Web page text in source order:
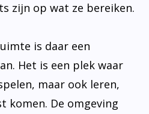
zijn op wat ze bereiken.
is daar een
Het is een plek waar
maar ook leren,
komen. De omgeving